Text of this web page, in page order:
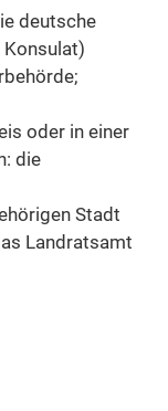
deutsche
oder in einer
die
Stadt
Landratsamt